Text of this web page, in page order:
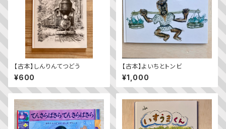
【古本】しんりんてつどう
¥600
【古本】よいちとトンビ
¥1,000